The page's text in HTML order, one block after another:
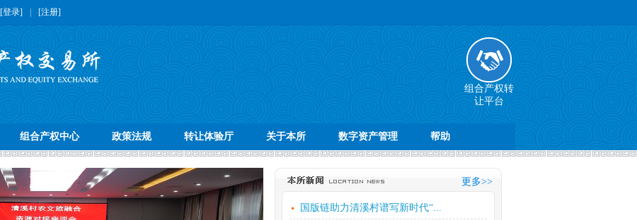
[登录] [注册]
组合产权转
让平台
组合产权中心 政策法规 转让体验厅 关于本所 数字资产管理 帮助
更多>>
国版链助力清溪村谱写新时代“...